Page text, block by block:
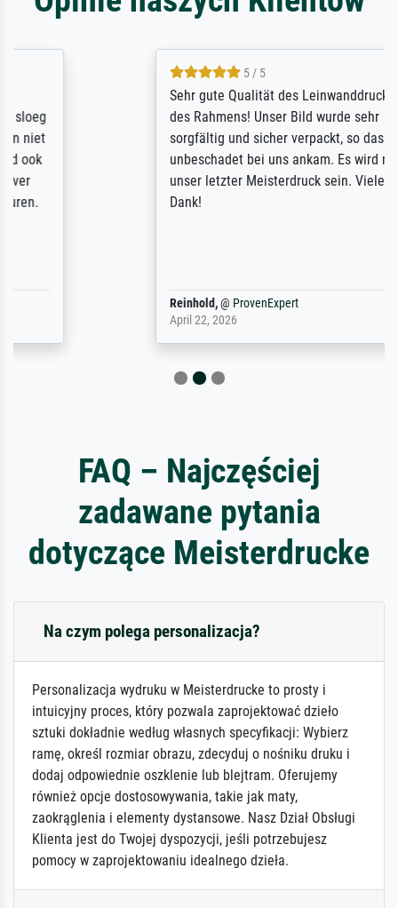
Sehr gute Qualität des Leinwanddrucks und
des Rahmens! Unser Bild wurde sehr
sorgfältig und sicher verpackt, so dass es
unbeschadet bei uns ankam. Es wird nicht
unser letzter Meisterdruck sein. Vielen
ProvenExpert
FAQ – Najczęściej
zadawane pytania
dotyczące Meisterdrucke
Na czym polega personalizacja?
Personalizacja wydruku w Meisterdrucke to prosty i
intuicyjny proces, który pozwala zaprojektować dzieło
sztuki dokładnie według własnych specyfikacji: Wybierz
ramę, określ rozmiar obrazu, zdecyduj o nośniku druku i
dodaj odpowiednie oszklenie lub blejtram. Oferujemy
również opcje dostosowywania, takie jak maty,
zaokrąglenia i elementy dystansowe. Nasz Dział Obsługi
Klienta jest do Twojej dyspozycji, jeśli potrzebujesz
pomocy w zaprojektowaniu idealnego dzieła.